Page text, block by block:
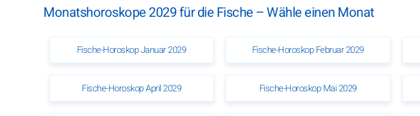
Monatshoroskope 2029 für die Fische – Wähle einen Monat
Fische-Horoskop Januar 2029 Fische-Horoskop Februar 2029
Fische-Horoskop April 2029 Fische-Horoskop Mai 2029